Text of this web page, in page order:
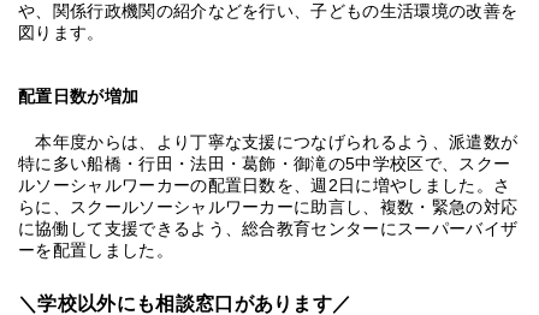
や、関係行政機関の紹介などを行い、子どもの生活環境の改善を
図ります。
配置日数が増加
本年度からは、より丁寧な支援につなげられるよう、派遣数が
特に多い船橋・行田・法田・葛飾・御滝の5中学校区で、スクー
ルソーシャルワーカーの配置日数を、週2日に増やしました。さ
らに、スクールソーシャルワーカーに助言し、複数・緊急の対応
に協働して支援できるよう、総合教育センターにスーパーバイザ
ーを配置しました。
＼学校以外にも相談窓口があります／